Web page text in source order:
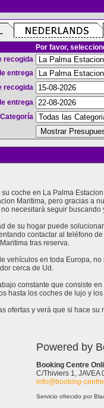
Por favor,
recogida
entrega
recogida
entrega
Categoría
coche en La Palma
Maritima, pero gracias a
necesitará seguir
de su hogar puede
contactar al teléfono
tras reserva.
vehículos en toda Europa,
cerca de Ud.
constante que consiste
hasta los coches de lujo y
ofertas y verá que si hace
Powered by
Booking Centre
C/Thiviers 1, JAVEA
info@booking-
Servicio ofrecido por